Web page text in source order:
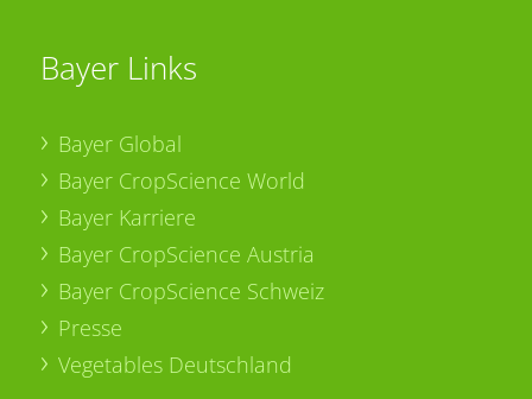
Bayer Links
Bayer Global
Bayer CropScience World
Bayer Karriere
Bayer CropScience Austria
Bayer CropScience Schweiz
Presse
Vegetables Deutschland